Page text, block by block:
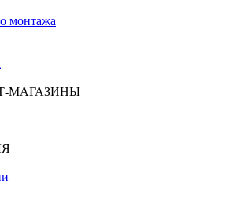
монтажа
МАГАЗИНЫ